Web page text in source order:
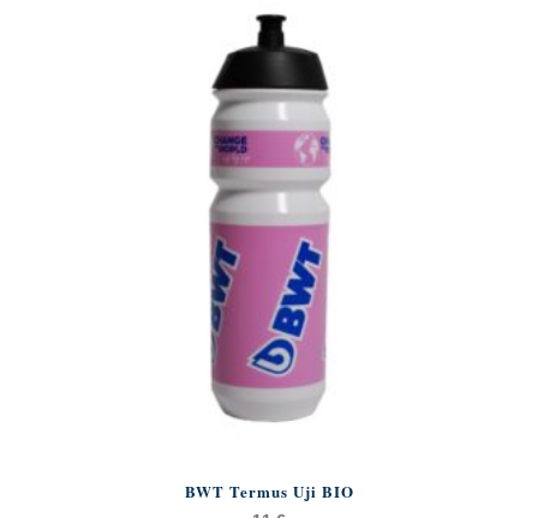
BWT Termus Uji BIO